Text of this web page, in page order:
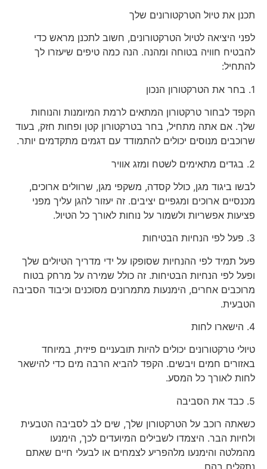
תכנן את טיול הטרקטורונים שלך
לפני היציאה לטיול הטרקטורונים, חשוב לתכנן מראש כדי
להבטיח חוויה בטוחה ומהנה. הנה כמה טיפים שיעזרו לך
להתחיל:
1. בחר את הטרקטורון הנכון
הקפד לבחור טרקטורון המתאים לרמת המיומנות והנוחות
שלך. אם אתה מתחיל, בחר בטרקטורון קטן ופחות חזק, בעוד
שרוכבים מנוסים יכולים להתמודד עם דגמים מתקדמים יותר.
2. בגדים מתאימים לשטח ומזג אוויר
לבשו ביגוד מגן, כולל קסדה, משקפי מגן, שרוולים ארוכים,
מכנסיים ארוכים ומגפיים יציבים. זה יעזור להגן עליך מפני
פציעות אפשריות ולשמור על נוחות לאורך כל הטיול.
3. פעל לפי הנחיות הבטיחות
פעל תמיד לפי ההנחיות שסופקו על ידי מדריך הטיולים שלך
ופעל לפי הנחיות הבטיחות. זה כולל שמירה על מרחק בטוח
מרוכבים אחרים, הימנעות מתמרונים מסוכנים וכיבוד הסביבה
הטבעית.
4. הישארו לחות
טיולי טרקטורונים יכולים להיות תובעניים פיזית, במיוחד
באזורים חמים ויבשים. הקפד להביא הרבה מים כדי להישאר
לחות לאורך כל המסע.
5. כבד את הסביבה
כשאתה רוכב על הטרקטורון שלך, שים לב לסביבה הטבעית
ולחיות הבר. היצמדו לשבילים המיועדים לכך, הימנעו
מהמלטה והימנעו מלהפריע לצמחים או לבעלי חיים שאתם